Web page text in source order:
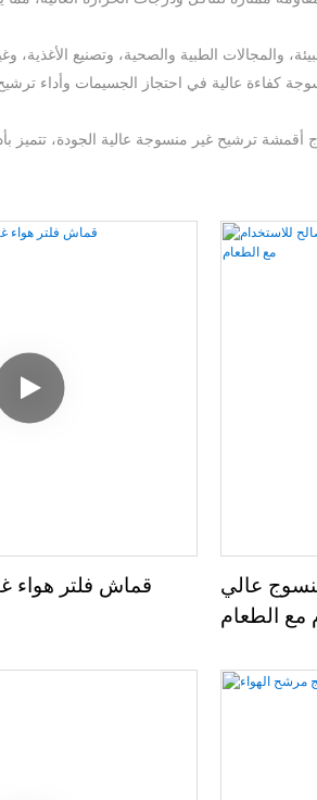
والمجالات الطبية والصحية، وتصنيع الأغذية،
أقمشة ترشيح غير منسوجة عالية الجودة، تتميز
قماش فلتر هواء
عالي
مع الطعام